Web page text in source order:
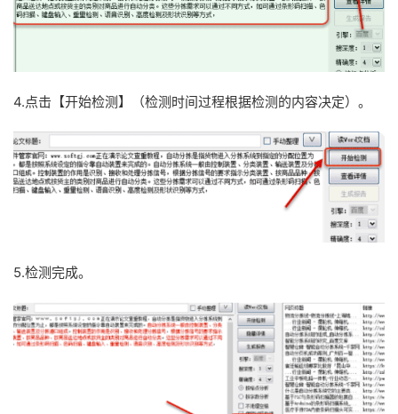
4.点击【开始检测】（检测时间过程根据检测的内容决定）。
5.检测完成。